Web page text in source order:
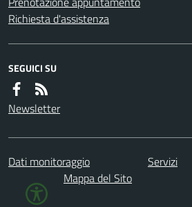
Richiesta d'assistenza
SEGUICI SU
Newsletter
Dati monitoraggio Servizi
Mappa del Sito